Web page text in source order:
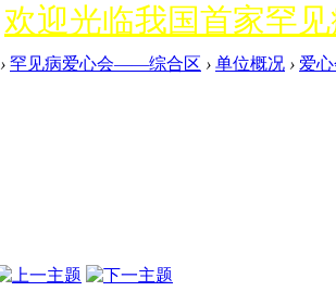
欢迎光临我国首家罕
› 罕见病爱心会——综合区 › 单位概况 › 爱